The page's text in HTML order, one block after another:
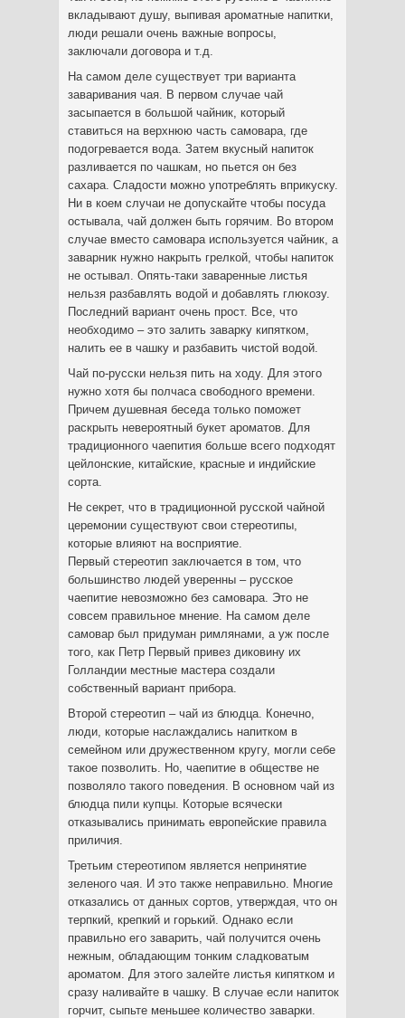
вкладывают душу, выпивая ароматные напитки,
люди решали очень важные вопросы,
заключали договора и т.д.
На самом деле существует три варианта
заваривания чая. В первом случае чай
засыпается в большой чайник, который
ставиться на верхнюю часть самовара, где
подогревается вода. Затем вкусный напиток
разливается по чашкам, но пьется он без
сахара. Сладости можно употреблять вприкуску.
Ни в коем случаи не допускайте чтобы посуда
остывала, чай должен быть горячим. Во втором
случае вместо самовара используется чайник, а
заварник нужно накрыть грелкой, чтобы напиток
не остывал. Опять-таки заваренные листья
нельзя разбавлять водой и добавлять глюкозу.
Последний вариант очень прост. Все, что
необходимо – это залить заварку кипятком,
налить ее в чашку и разбавить чистой водой.
Чай по-русски нельзя пить на ходу. Для этого
нужно хотя бы полчаса свободного времени.
Причем душевная беседа только поможет
раскрыть невероятный букет ароматов. Для
традиционного чаепития больше всего подходят
цейлонские, китайские, красные и индийские
сорта.
Не секрет, что в традиционной русской чайной
церемонии существуют свои стереотипы,
которые влияют на восприятие.
Первый стереотип заключается в том, что
большинство людей уверенны – русское
чаепитие невозможно без самовара. Это не
совсем правильное мнение. На самом деле
самовар был придуман римлянами, а уж после
того, как Петр Первый привез диковину их
Голландии местные мастера создали
собственный вариант прибора.
Второй стереотип – чай из блюдца. Конечно,
люди, которые наслаждались напитком в
семейном или дружественном кругу, могли себе
такое позволить. Но, чаепитие в обществе не
позволяло такого поведения. В основном чай из
блюдца пили купцы. Которые всячески
отказывались принимать европейские правила
приличия.
Третьим стереотипом является непринятие
зеленого чая. И это также неправильно. Многие
отказались от данных сортов, утверждая, что он
терпкий, крепкий и горький. Однако если
правильно его заварить, чай получится очень
нежным, обладающим тонким сладковатым
ароматом. Для этого залейте листья кипятком и
сразу наливайте в чашку. В случае если напиток
горчит, сыпьте меньшее количество заварки.